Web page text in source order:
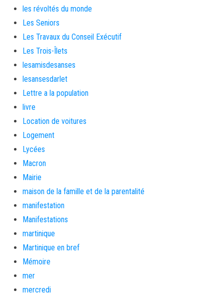
les révoltés du monde
Les Seniors
Les Travaux du Conseil Exécutif
Les Trois-Îlets
lesamisdesanses
lesansesdarlet
Lettre a la population
livre
Location de voitures
Logement
Lycées
Macron
Mairie
maison de la famille et de la parentalité
manifestation
Manifestations
martinique
Martinique en bref
Mémoire
mer
mercredi